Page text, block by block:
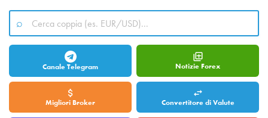
Canale Telegram Notizie Forex
Migliori Broker Convertitore di Valute